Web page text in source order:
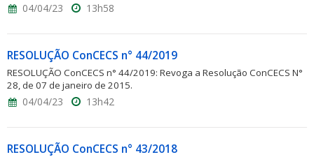
04/04/23 13h58
RESOLUÇÃO ConCECS n° 44/2019
RESOLUÇÃO ConCECS n° 44/2019: Revoga a Resolução ConCECS N°
28, de 07 de janeiro de 2015.
04/04/23 13h42
RESOLUÇÃO ConCECS n° 43/2018